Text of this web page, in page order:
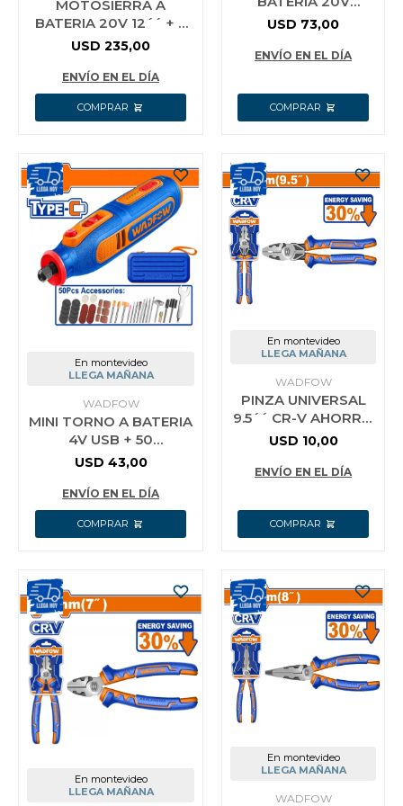
MOTOSIERRA A
BATERIA 20V 12´´ + 2
BATERIAS 4.0AH +
WCLP5121
USD 235,00
ENVÍO EN EL DÍA
24.5BAR + BATERIA
+ ACCESORIOS
USD 73,00
ENVÍO EN EL DÍA
En montevideo
LLEGA MAÑANA
WADFOW
MINI TORNO A BATERIA
4V USB + 50
ACCESORIOS WADFOW
USD 43,00
ENVÍO EN EL DÍA
En montevideo
LLEGA MAÑANA
WADFOW
PINZA UNIVERSAL
9.5´´ CR-V AHORRO
ENERGIA 30%
USD 10,00
ENVÍO EN EL DÍA
En montevideo
LLEGA MAÑANA
En montevideo
LLEGA MAÑANA
WADFOW